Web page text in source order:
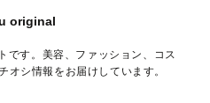
original
です。美容、ファッション、コス
オシ情報をお届けしています。